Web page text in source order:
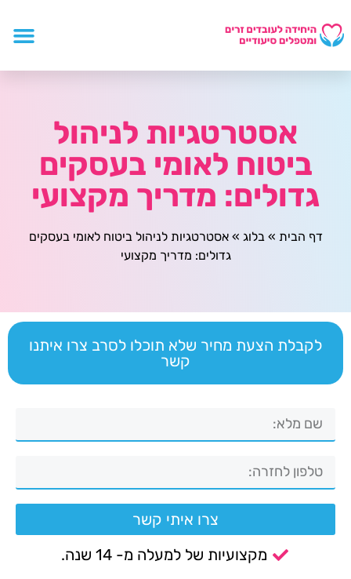
אסטרטגיות לניהול
ביטוח לאומי בעסקים
גדולים: מדריך מקצועי
דף הבית »בלוג »אסטרטגיות לניהול ביטוח לאומי בעסקים
גדולים: מדריך מקצועי
לקבלת הצעת מחיר שלא תוכלו לסרב צרו איתנו
קשר
צרו איתי קשר
מקצועיות של למעלה מ- 14 שנה.